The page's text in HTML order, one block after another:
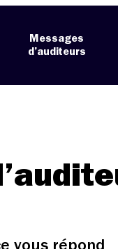
Messages
d’auditeurs
vous répond